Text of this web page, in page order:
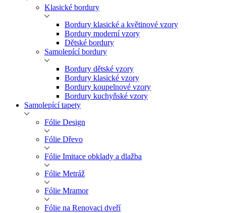
Klasické bordury
Bordury klasické a květinové vzory
Bordury moderní vzory
Dětské bordury
Samolepící bordury
Bordury dětské vzory
Bordury klasické vzory
Bordury koupelnové vzory
Bordury kuchyňské vzory
Samolepící tapety
Fólie Design
Fólie Dřevo
Fólie Imitace obklady a dlažba
Fólie Metráž
Fólie Mramor
Fólie na Renovaci dveří